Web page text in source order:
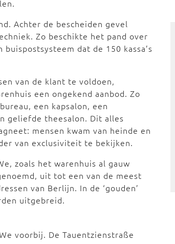
Achter de bescheiden gevel
Zo beschikte het pand over
dat de 150 kassa’s
van de klant te voldoen,
een ongekend aanbod. Zo
een kapsalon, een
geliefde theesalon. Dit alles
mensen kwam van heinde en
van exclusiviteit te bekijken.
zoals het warenhuis al gauw
uit tot een van de meest
van Berlijn. In de ‘gouden’
uitgebreid.
voorbij. De Tauentzienstraße